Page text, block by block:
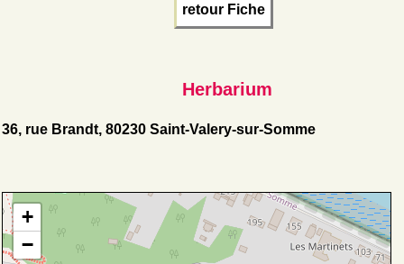
retour Fiche
Herbarium
36, rue Brandt, 80230 Saint-Valery-sur-Somme
+
−